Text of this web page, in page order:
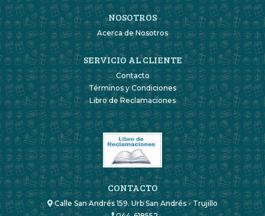
NOSOTROS
Acerca de Nosotros
SERVICIO AL CLIENTE
Contacto
Términos y Condiciones
Libro de Reclamaciones
CONTACTO
Calle San Andrés 159. Urb San Andrés - Trujillo